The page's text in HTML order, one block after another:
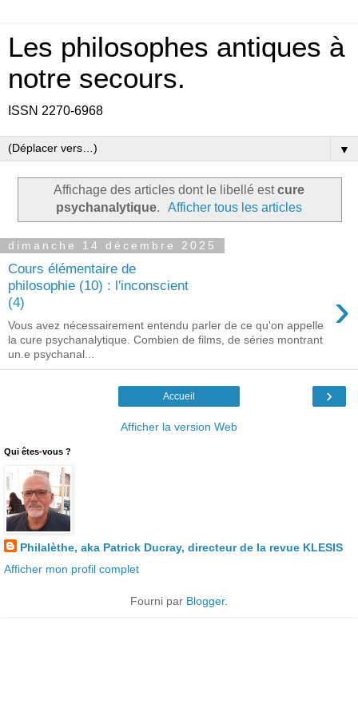
Les philosophes antiques à
notre secours.
ISSN 2270-6968
▼
Affichage des articles dont le libellé estcure
psychanalytique. Afficher tous les articles
dimanche 14 décembre 2025
Cours élémentaire de
philosophie (10) : l'inconscient
(4)
›
Vous avez nécessairement entendu parler de ce qu'on appelle
la cure psychanalytique. Combien de films, de séries montrant
un.e psychanal...
›
Accueil
Afficher la version Web
Qui êtes-vous ?
Philalèthe, aka Patrick Ducray, directeur de la revue KLESIS
Afficher mon profil complet
Fourni par Blogger.